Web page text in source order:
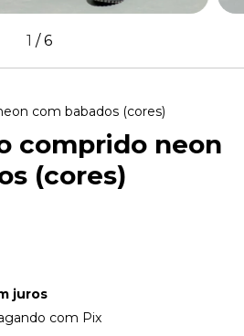
1 /6
com babados (cores)
comprido neon
(cores)
juros
com Pix